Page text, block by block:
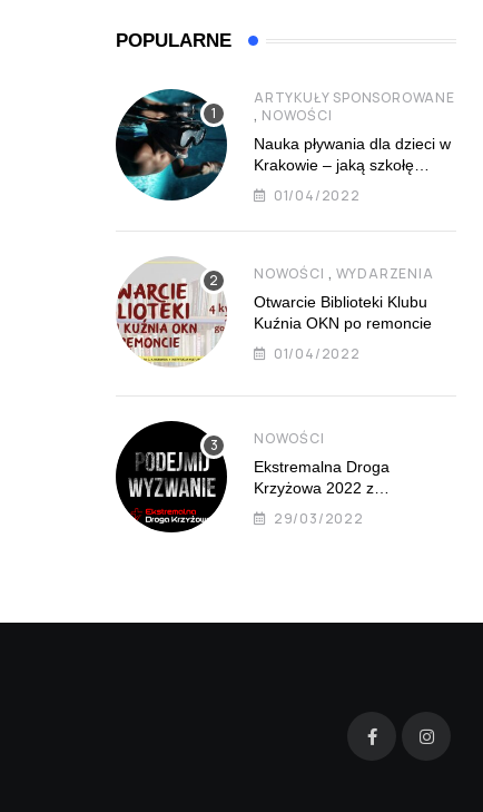
POPULARNE
ARTYKUŁY SPONSOROWANE
, NOWOŚCI
Nauka pływania dla dzieci w
Krakowie – jaką szkołę
najlepiej wybrać?
01/04/2022
NOWOŚCI , WYDARZENIA
Otwarcie Biblioteki Klubu
Kuźnia OKN po remoncie
01/04/2022
NOWOŚCI
Ekstremalna Droga
Krzyżowa 2022 z
Mistrzejowic już 8 kwietnia
29/03/2022